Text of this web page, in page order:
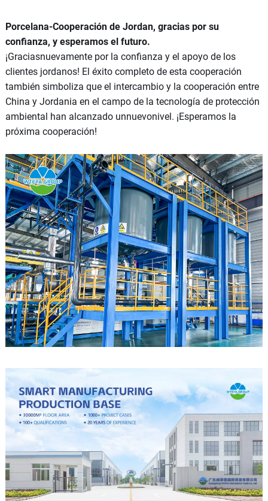
Porcelana-Cooperación de Jordan, gracias por su
confianza, y esperamos el futuro.
¡Graciasnuevamente por la confianza y el apoyo de los
clientes jordanos! El éxito completo de esta cooperación
también simboliza que el intercambio y la cooperación entre
China y Jordania en el campo de la tecnología de protección
ambiental han alcanzado unnuevonivel. ¡Esperamos la
próxima cooperación!